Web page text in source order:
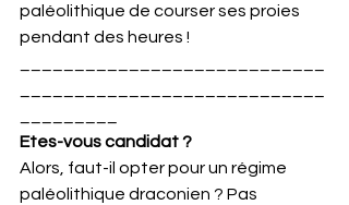
paléolithique de courser ses proies
pendant des heures !
Etes-vous candidat ?
Alors, faut-il opter pour un régime
paléolithique draconien ? Pas